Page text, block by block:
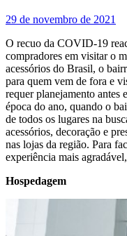
29 de novembro de 2021
O recuo da COVID-19
compradores em visitar o
acessórios do Brasil, o
para quem vem de fora e
requer planejamento antes
época do ano, quando o
de todos os lugares na
acessórios, decoração e
nas lojas da região. Para
experiência mais
Hospedagem